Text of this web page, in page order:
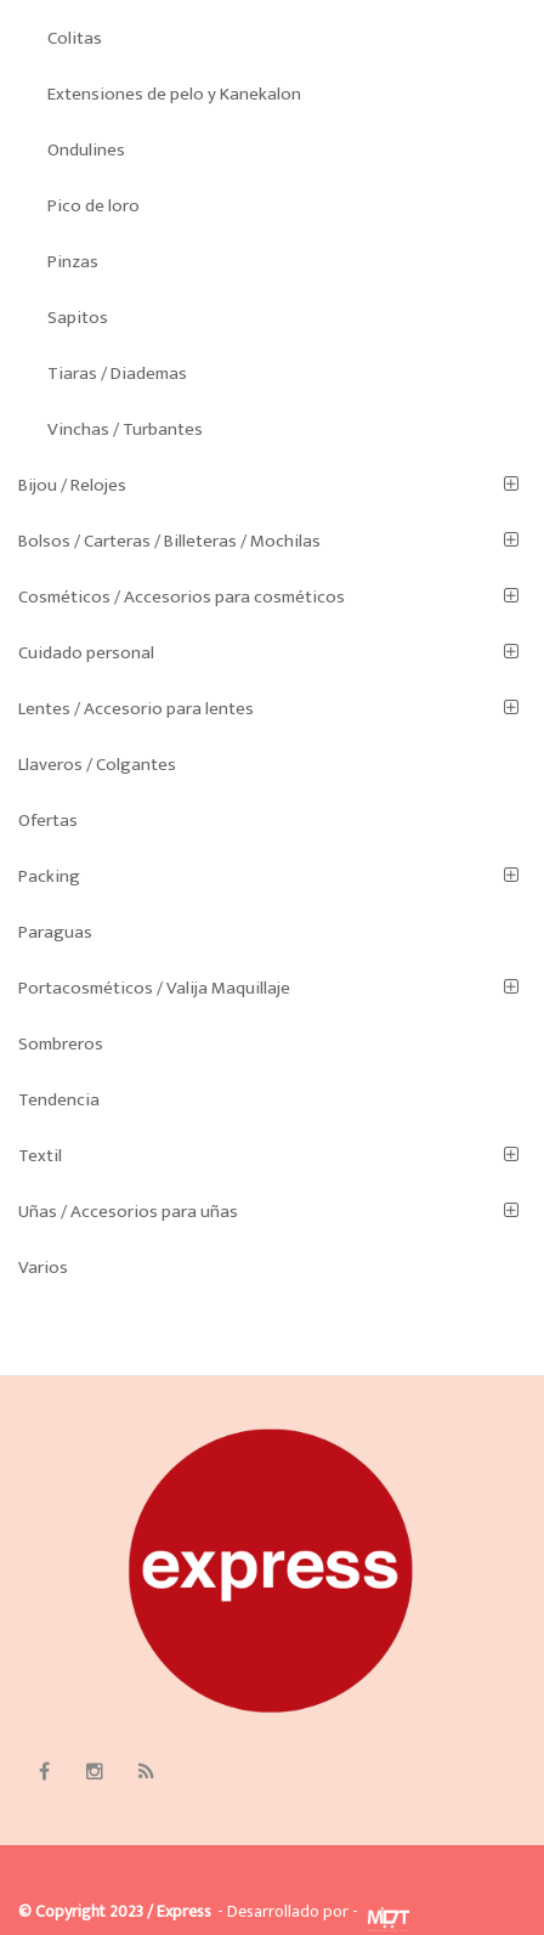
Colitas
Extensiones de pelo y Kanekalon
Ondulines
Pico de loro
Pinzas
Sapitos
Tiaras / Diademas
Vinchas / Turbantes
Bijou / Relojes
Bolsos / Carteras / Billeteras / Mochilas
Cosméticos / Accesorios para cosméticos
Cuidado personal
Lentes / Accesorio para lentes
Llaveros / Colgantes
Ofertas
Packing
Paraguas
Portacosméticos / Valija Maquillaje
Sombreros
Tendencia
Textil
Uñas / Accesorios para uñas
Varios
© Copyright 2023 / Express - Desarrollado por -